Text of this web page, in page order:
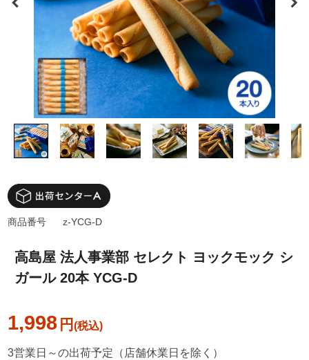
高島屋 法人事業部 セレクト ヨックモック シ
ガール 20本 YCG-D
1,998 円
商品番号 z-YCG-D
3営業日～の出荷予定（店舗休業日を除く）